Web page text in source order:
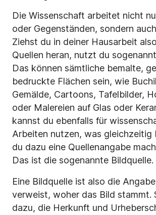
Die Wissenschaft arbeitet nicht
oder Gegenständen, sondern
Ziehst du in deiner Hausarbeit
Quellen heran, nutzt du
Das können sämtliche bemalte,
bedruckte Flächen sein, wie
Gemälde, Cartoons, Tafelbilder,
oder Malereien auf Glas oder
kannst du ebenfalls für
Arbeiten nutzen, was gleichzeitig
du dazu eine Quellenangabe
Das ist die sogenannte Bildquelle.
Eine Bildquelle ist also die
verweist, woher das Bild stammt.
dazu, die Herkunft und